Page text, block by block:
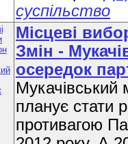
суспільство
Місцеві
Змін -
осередок
Мукачівський
планує стати
противагою